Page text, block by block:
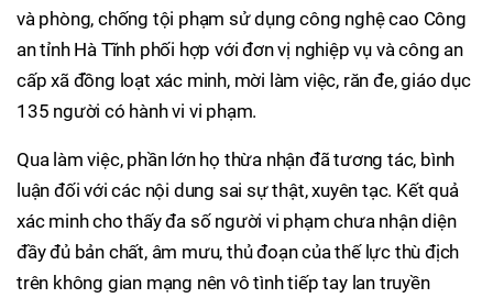
và phòng, chống tội phạm sử dụng công nghệ cao Công
an tỉnh Hà Tĩnh phối hợp với đơn vị nghiệp vụ và công an
cấp xã đồng loạt xác minh, mời làm việc, răn đe, giáo dục
135 người có hành vi vi phạm.
Qua làm việc, phần lớn họ thừa nhận đã tương tác, bình
luận đối với các nội dung sai sự thật, xuyên tạc. Kết quả
xác minh cho thấy đa số người vi phạm chưa nhận diện
đầy đủ bản chất, âm mưu, thủ đoạn của thế lực thù địch
trên không gian mạng nên vô tình tiếp tay lan truyền